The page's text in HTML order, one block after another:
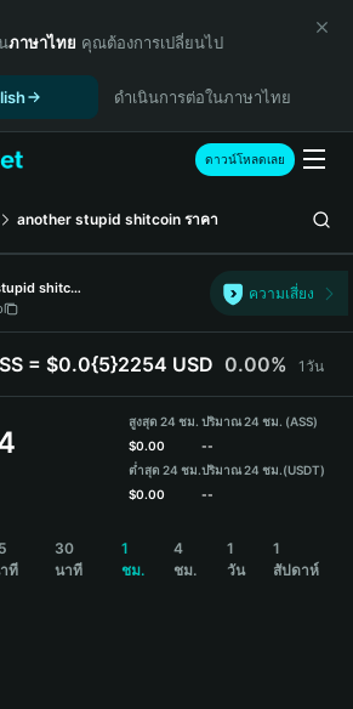
ภาษาไทย คุณต้องการเปลี่ยนไป
ดำเนินการต่อในภาษาไทย
ดาวน์โหลดเลย
another stupid shitcoin ราคา
another stupid shitcoin
ความเสี่ยง
= $0.0{5}2254 USD 0.00% 1วัน
สูงสุด 24 ชม.
$0.00
ต่ำสุด 24 ชม.
$0.00
ปริมาณ 24 ชม. (ASS)
--
ปริมาณ 24 ชม.(USDT)
--
ที
30
นาที
1
ชม.
4
ชม.
1
วัน
1
สัปดาห์